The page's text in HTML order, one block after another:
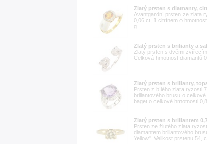
Zlatý prsten s diamanty,
Avantgardní prsten ze zlata
0,06 ct, 1 citrínem o
g.
Zlatý prsten s brilianty a
Zlatý prsten s dvěmi
Celková hmotnost diamantů
Zlatý prsten s brilianty,
Prsten z bílého zlata ryzosti
briliantového brusu o
baget o celkové hmotnosti
Zlatý prsten s briliantem
Prsten ze žlutého zlata
diamantem briliantového
Yellow". Velikost prstenu 54,